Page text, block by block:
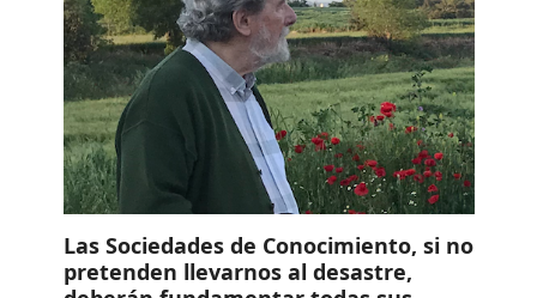
Las Sociedades de Conocimiento, si no
pretenden llevarnos al desastre,